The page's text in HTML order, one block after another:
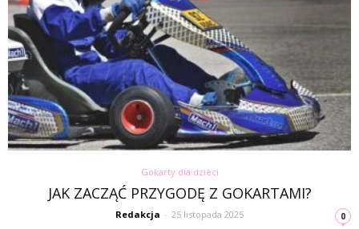
Gokarty dla dzieci
JAK ZACZĄĆ PRZYGODĘ Z GOKARTAMI?
Redakcja - 25 listopada 2025 0